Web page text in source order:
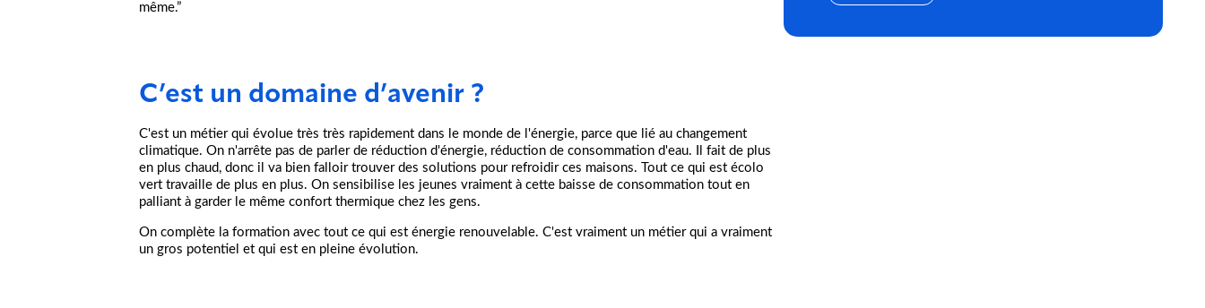
même.”
C’est un domaine d’avenir ?
C'est un métier qui évolue très très rapidement dans le monde de l'énergie, parce que lié au changement
climatique. On n'arrête pas de parler de réduction d'énergie, réduction de consommation d'eau. Il fait de plus
en plus chaud, donc il va bien falloir trouver des solutions pour refroidir ces maisons. Tout ce qui est écolo
vert travaille de plus en plus. On sensibilise les jeunes vraiment à cette baisse de consommation tout en
palliant à garder le même confort thermique chez les gens.
On complète la formation avec tout ce qui est énergie renouvelable. C'est vraiment un métier qui a vraiment
un gros potentiel et qui est en pleine évolution.